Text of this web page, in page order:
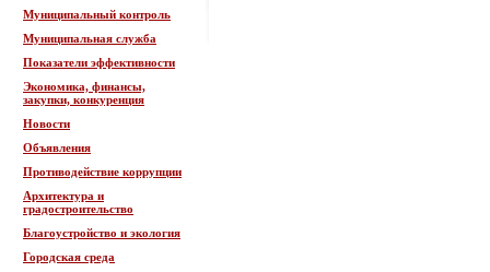
Муниципальный контроль
Муниципальная служба
Показатели эффективности
Экономика, финансы,
закупки, конкуренция
Новости
Объявления
Противодействие коррупции
Архитектура и
градостроительство
Благоустройство и экология
Городская среда